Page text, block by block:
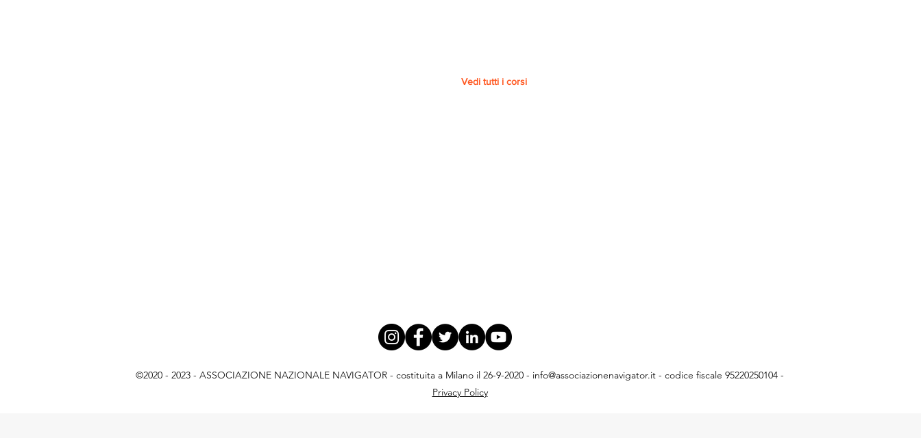
Vedi tutti i corsi
©2020 - 2023 - ASSOCIAZIONE NAZIONALE NAVIGATOR - costituita a Milano il 26-9-2020 - info@associazionenavigator.it - codice fiscale 95220250104 -
Privacy Policy